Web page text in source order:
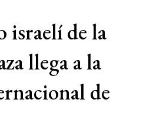
israelí de la
llega a la
de